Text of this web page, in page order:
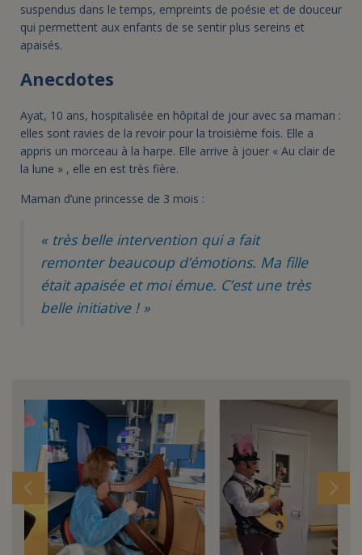
suspendus dans le temps, empreints de poésie et de douceur
qui permettent aux enfants de se sentir plus sereins et
apaisés.
Anecdotes
Ayat, 10 ans, hospitalisée en hôpital de jour avec sa maman :
elles sont ravies de la revoir pour la troisième fois. Elle a
appris un morceau à la harpe. Elle arrive à jouer « Au clair de
la lune » , elle en est très fière.
Maman d’une princesse de 3 mois :
« très belle intervention qui a fait
remonter beaucoup d’émotions. Ma fille
était apaisée et moi émue. C’est une très
belle initiative ! »